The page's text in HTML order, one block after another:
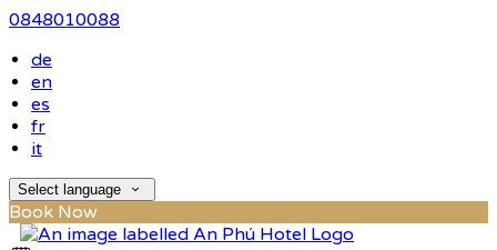
0848010088
de
en
es
fr
it
Select language
Book Now